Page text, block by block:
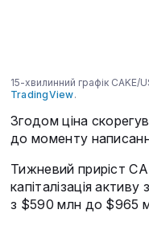
15-хвилинний графік
TradingView.
Згодом ціна
до моменту
Тижневий приріст
капіталізація
з $590 млн до $965